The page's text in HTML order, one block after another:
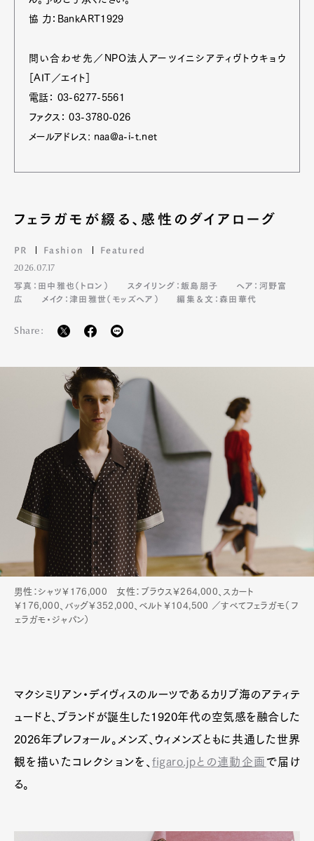
協 力：BankART1929
問い合わせ先／NPO法人アーツイニシアティヴトウキョウ
［AIT／エイト］
電話： 03-6277-5561
ファクス： 03-3780-026
メールアドレス: naa@a-i-t.net
フェラガモが綴る、感性のダイアローグ
PR Fashion Featured
2026.07.17
写真：田中雅也（トロン）
スタイリング：飯島朋子
ヘア：河野富
広
メイク：津田雅世（モッズヘア） 編集＆文：森田華代
Share:
男性：シャツ￥176,000 女性：ブラウス￥264,000、スカート
￥176,000、バッグ￥352,000、ベルト￥104,500 ／すべてフェラガモ（フ
ェラガモ・ジャパン）
マクシミリアン・デイヴィスのルーツであるカリブ海のアティテ
ュードと、ブランドが誕生した1920年代の空気感を融合した
2026年プレフォール。メンズ、ウィメンズともに共通した世界
観を描いたコレクションを、figaro.jpとの連動企画 で届け
る。